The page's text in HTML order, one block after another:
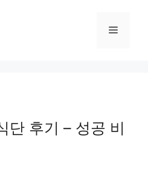
Menu
단 후기 – 성공 비